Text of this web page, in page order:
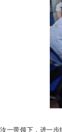
带领下，进一步